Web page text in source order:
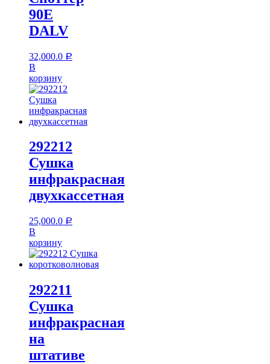
90E
DALV
32,000.0 Р
В
корзину
292212
Сушка
инфракрасная
двухкассетная
25,000.0 Р
В
корзину
292211
Сушка
инфракрасная
на
штативе